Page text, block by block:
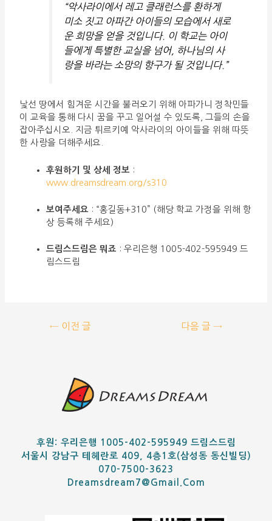
“악사라이에서 레고 클래런스를 환하게
미소 짓고 아파간 아이들의 모습에서 새로
운 희망을 얻을 것입니다. 이 학교는 아이
들에게 특별한 교실을 넘어, 하나님의 사
랑을 바라는 소망의 항구가 될 것입니다.”
낯선 땅에서 힘겨운 시간을 불러오기 위해 아파가니 정착민들
이 교육을 통해 다시 꿈을 꾸고 일어설 수 있도록, 그들의 손을
잡아주십시오. 지금 튀르키예 악사라이의 아이들을 위해 따뜻
한 사랑을 더해주세요.
후원하기 및 상세 정보 :
www.dreamsdream.org/s310
보여주세요 : “홍길동+310” (해당 학교 가정을 위해 항
상 등록해 주세요)
드림스드림은 뭐죠 : 우리은행 1005-402-595949 드
림스드림
←이전 글 다음 글→
후원: 우리은행 1005-402-595949 드림스드림
서울시 강남구 테헤란로 409, 4층1호(삼성동 동신빌딩)
070-7500-3623
Dreamsdream7@gmail.com